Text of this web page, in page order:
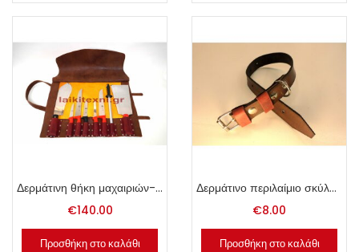
Δερμάτινη θήκη μαχαιριών-μπαλτά.
€140.00
Προσθήκη στο καλάθι
Δερμάτινο περιλαίμιο σκύλου 2.5x50cm καφέ.
€8.00
Προσθήκη στο καλάθι